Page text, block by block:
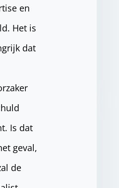
en
Het is
dat
Is dat
geval,
de